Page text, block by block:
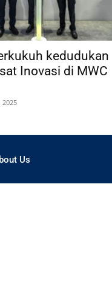
kedudukan
Inovasi di MWC
2025
Us